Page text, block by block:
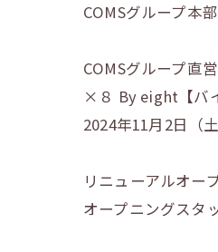
COMSグループ本部
COMSグループ直
×８ By eight【バ
2024年11月2日（
リニューアルオー
オープニングスタ